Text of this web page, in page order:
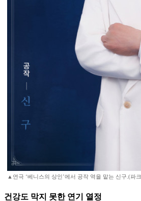
▲연극 ‘베니스의 상인’에서 공작 역을 맡는 신구.(파
건강도 막지 못한 연기 열정